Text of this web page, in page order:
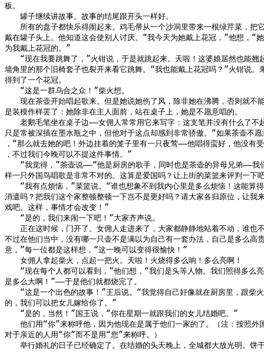
板。
罐子继续讲故事。故事的结尾跟开头一样好。
所有的盘子都快乐得闹起来。鸡毛帚从一个沙洞里带来一根绿芹菜，把
戴在罐子头上。他知道这会使别人讨厌。“我今天为她戴上花冠，”他想，“
为我戴上花冠的。”
“现在我要跳舞了，”火钳说，于是就跳起来。天啦！这婆娘居然也能翘
墙角里的那个旧椅套子也裂开来看它跳舞。“我也能戴上花冠吗？”火钳说。
得到了一个花冠。
“这是一群乌合之众！”柴火想。
现在茶壶开始唱起歌来。但是她说她伤了风，除非她在沸腾，否则就不
是装模作样罢了：她除非在主人面前，站在桌子上，她是不愿意唱的。
老鹅毛笔坐在桌子边——女佣人常常用它来写字：这支笔并没有什么了不
只是常被深插在墨水瓶之中，但他对于这点却感到非常骄傲。“如果茶壶不
，“那么就去她的吧！外边挂着的笼子里有一只夜莺——他唱得蛮好，他没有
，不过我们今晚可以不提这件事情。”
“我觉得，”茶壶说——“他是厨房的歌手，同时也是茶壶的异母兄弟——我
样一只外国鸟唱歌是非常不对的。这算是爱国吗？让上街的菜篮来评判一下
“我有点烦恼，”菜篮说。“谁也想象不到我内心里是多么烦恼！这能算
消遣吗？把我们这个家整顿整顿一下岂不是更好吗？请大家各归原位，让我
戏吧。这样，事情才会改变！”
“是的，我们来闹一下吧！”大家齐声说。
正在这时候，门开了。女佣人走进来了，大家都静静地站着不动，谁也
不过在他们当中，没有哪一只壶不是满以为自己有一套办法，自己是多么高
意，”每一位都是这样想，“这一晚可以变得很愉快！”
女佣人拿起柴火，点起一把火。天啦！火烧得多么响！多么亮啊！
“现在每个人都可以看到，”他们想，“我们是头等人物。我们照得多么
是多么大啊！”——于是他们就都烧完了。
“这是一个出色的故事！”王后说。“我觉得自己好像就在厨房里，跟柴
的，我们可以把女儿嫁给你了。”
“是的，当然！”国王说，“你在星期一就跟我们的女儿结婚吧。”
他们用“你”来称呼他，因为他现在是属于他们一家的了。（注：按照外
对于亲近的人用“你”而不是用“您”来称呼。）
举行婚礼的日子已经确定了。在结婚的头天晚上，全城都大放光明。饼